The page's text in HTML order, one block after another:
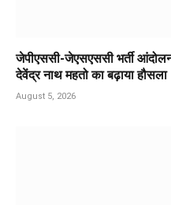
जेपीएससी-जेएसएससी भर्ती
देवेंद्र नाथ महतो का बढ़ाया हौसला
August 5, 2026